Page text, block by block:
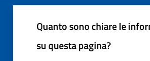
Quanto sono chiare le
su questa pagina?